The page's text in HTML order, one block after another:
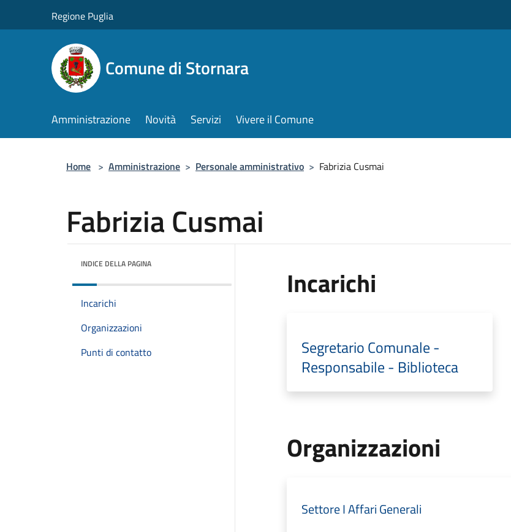
Regione Puglia
Comune di Stornara
Amministrazione Novità Servizi Vivere il Comune
Home > Amministrazione > Personale amministrativo > Fabrizia Cusmai
Fabrizia Cusmai
INDICE DELLA PAGINA
Incarichi
Organizzazioni
Punti di contatto
Incarichi
Segretario Comunale -
Responsabile - Biblioteca
Organizzazioni
Settore I Affari Generali